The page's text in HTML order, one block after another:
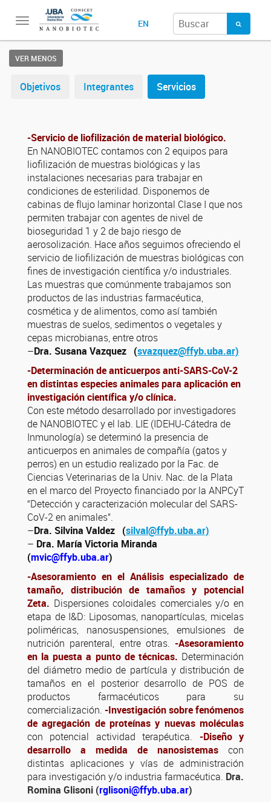
Toggle
navigation
EN
VER MENOS
Objetivos Integrantes Servicios
-Servicio de liofilización de material biológico.
En NANOBIOTEC contamos con 2 equipos para
liofilización de muestras biológicas y las
instalaciones necesarias para trabajar en
condiciones de esterilidad. Disponemos de
cabinas de flujo laminar horizontal Clase I que nos
permiten trabajar con agentes de nivel de
bioseguridad 1 y 2 de bajo riesgo de
aerosolización. Hace años seguimos ofreciendo el
servicio de liofilización de muestras biológicas con
fines de investigación científica y/o industriales.
Las muestras que comúnmente trabajamos son
productos de las industrias farmacéutica,
cosmética y de alimentos, como así también
muestras de suelos, sedimentos o vegetales y
cepas microbianas, entre otros
–Dra. Susana Vazquez (svazquez@ffyb.uba.ar)
-Determinación de anticuerpos anti-SARS-CoV-2
en distintas especies animales para aplicación en
investigación científica y/o clínica.
Con este método desarrollado por investigadores
de NANOBIOTEC y el lab. LIE (IDEHU-Cátedra de
Inmunología) se determinó la presencia de
anticuerpos en animales de compañía (gatos y
perros) en un estudio realizado por la Fac. de
Ciencias Veterinarias de la Univ. Nac. de la Plata
en el marco del Proyecto financiado por la ANPCyT
“Detección y caracterización molecular del SARS-
CoV-2 en animales”.
–Dra. Silvina Valdez (silval@ffyb.uba.ar)
– Dra. María Victoria Miranda
(mvic@ffyb.uba.ar)
-Asesoramiento en el Análisis especializado de
tamaño, distribución de tamaños y potencial
Zeta. Dispersiones coloidales comerciales y/o en
etapa de I&D: Liposomas, nanopartículas, micelas
poliméricas, nanosuspensiones, emulsiones de
nutrición parenteral, entre otras. -Asesoramiento
en la puesta a punto de técnicas. Determinación
del diámetro medio de partícula y distribución de
tamaños en el posterior desarrollo de POS de
productos farmacéuticos para su
comercialización. -Investigación sobre fenómenos
de agregación de proteínas y nuevas moléculas
con potencial actividad terapéutica. -Diseño y
desarrollo a medida de nanosistemas
con
distintas aplicaciones y vías de administración
para investigación y/o industria farmacéutica. Dra.
Romina Glisoni (rglisoni@ffyb.uba.ar)